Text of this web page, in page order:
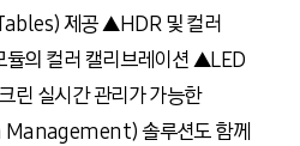
제공 ▲HDR 및 컬러
의 컬러 캘리브레이션 ▲LED
린 실시간 관리가 가능한
솔루션도 함께